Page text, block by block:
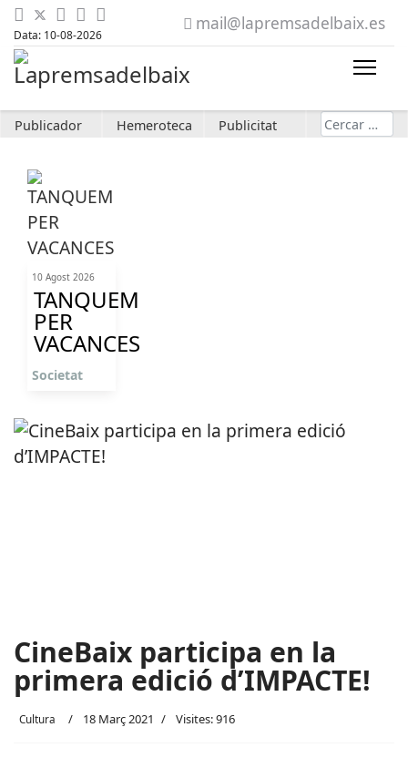
Data: 10-08-2026
mail@lapremsadelbaix.es
Publicador Hemeroteca Publicitat Cerca
10 Agost 2026
TANQUEM
PER
VACANCES
Societat
CineBaix participa en la
primera edició d’IMPACTE!
Cultura 18 Març 2021 Visites: 916